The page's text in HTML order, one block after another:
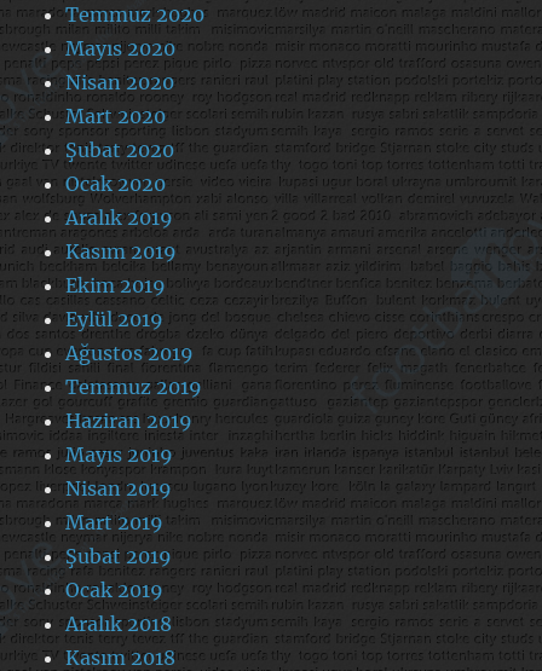
Temmuz 2020
Mayıs 2020
Nisan 2020
Mart 2020
Şubat 2020
Ocak 2020
Aralık 2019
Kasım 2019
Ekim 2019
Eylül 2019
Ağustos 2019
Temmuz 2019
Haziran 2019
Mayıs 2019
Nisan 2019
Mart 2019
Şubat 2019
Ocak 2019
Aralık 2018
Kasım 2018